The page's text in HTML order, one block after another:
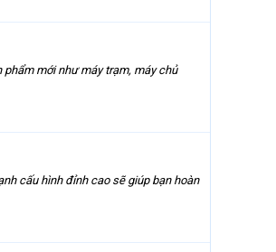
mới như máy trạm, máy chủ
cấu hình đỉnh cao sẽ giúp bạn hoàn